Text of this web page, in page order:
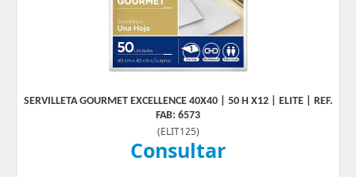
SERVILLETA GOURMET EXCELLENCE 40X40 | 50 H X12 | ELITE | REF.
FAB: 6573
(ELIT125)
Consultar